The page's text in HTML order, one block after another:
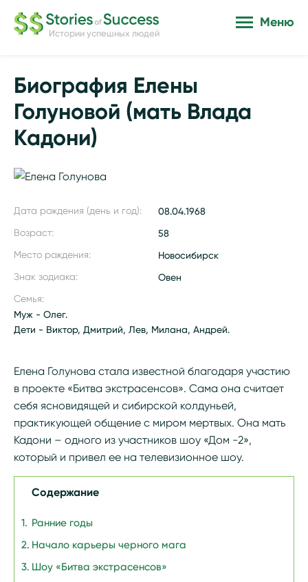
Истории успешных людей
Меню
Биография Елены
Голуновой (мать Влада
Кадони)
Дата рождения (день и год): 08.04.1968
Возраст: 58
Место рождения: Новосибирск
Знак зодиака: Овен
Семья:
Муж - Олег.
Дети - Виктор, Дмитрий, Лев, Милана, Андрей.
Елена Голунова стала известной благодаря участию
в проекте «Битва экстрасенсов». Сама она считает
себя ясновидящей и сибирской колдуньей,
практикующей общение с миром мертвых. Она мать
Кадони – одного из участников шоу «Дом -2»,
который и привел ее на телевизионное шоу.
Содержание
Ранние годы
Начало карьеры черного мага
Шоу «Битва экстрасенсов»